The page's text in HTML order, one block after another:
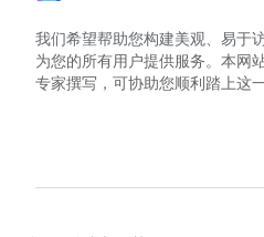
我们希望帮助您构建美观、易于
为您的所有用户提供服务。本网
专家撰写，可协助您顺利踏上这一